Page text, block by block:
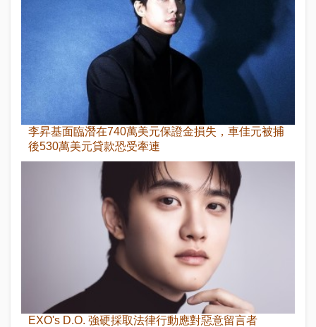
李昇基面臨潛在740萬美元保證金損失，車佳元被捕
後530萬美元貸款恐受牽連
EXO's D.O. 強硬採取法律行動應對惡意留言者